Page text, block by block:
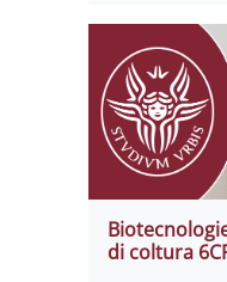
di coltura